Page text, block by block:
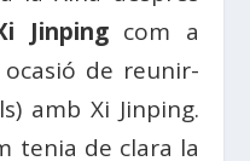
Jinpingcom a
de reunir-
amb Xi Jinping.
tenia de clara la